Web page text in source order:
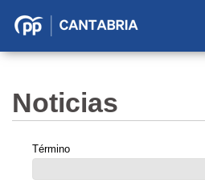
Partido
Cantabria
Noticias
Término